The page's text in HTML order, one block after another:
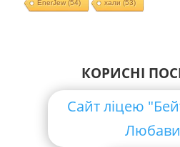
EnerJew(54) хали (53)
КОРИСНІ
Сайт ліцею